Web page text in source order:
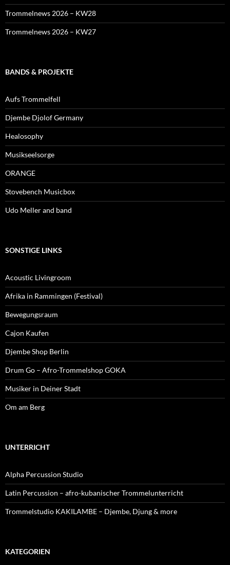
Trommelnews 2026 – KW28
Trommelnews 2026 – KW27
BANDS & PROJEKTE
Aufs Trommelfell
Djembe Djolof Germany
Healosophy
Musikseelsorge
ORANGE
Stovebench Musicbox
Udo Meller and band
SONSTIGE LINKS
Acoustic Livingroom
Afrika in Rammingen (Festival)
Bewegungsraum
Cajon Kaufen
Djembe Shop Berlin
Drum Go – Afro-Trommelshop GOKA
Musiker in Deiner Stadt
Om am Berg
UNTERRICHT
Alpha Percussion Studio
Latin Percussion – afro-kubanischer Trommelunterricht
Trommelstudio KAKILAMBE – Djembe, Djung & more
KATEGORIEN